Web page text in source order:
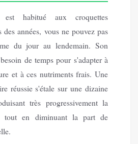
habitué aux croquettes
années, vous ne pouvez pas
du jour au lendemain. Son
de temps pour s'adapter à
et à ces nutriments frais. Une
réussie s'étale sur une dizaine
très progressivement la
tout en diminuant la part de